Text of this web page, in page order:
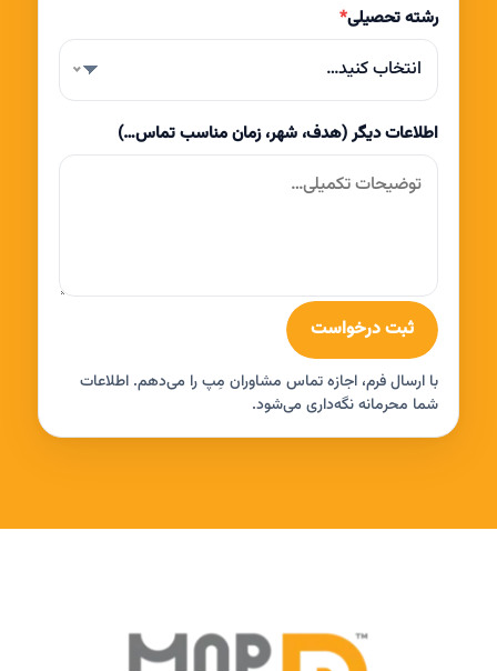
رشته تحصیلی*
انتخاب کنید…
اطلاعات دیگر (هدف، شهر، زمان مناسب تماس…)
ثبت درخواست
با ارسال فرم، اجازه تماس مشاوران مِپ را می‌دهم. اطلاعات
شما محرمانه نگه‌داری می‌شود.